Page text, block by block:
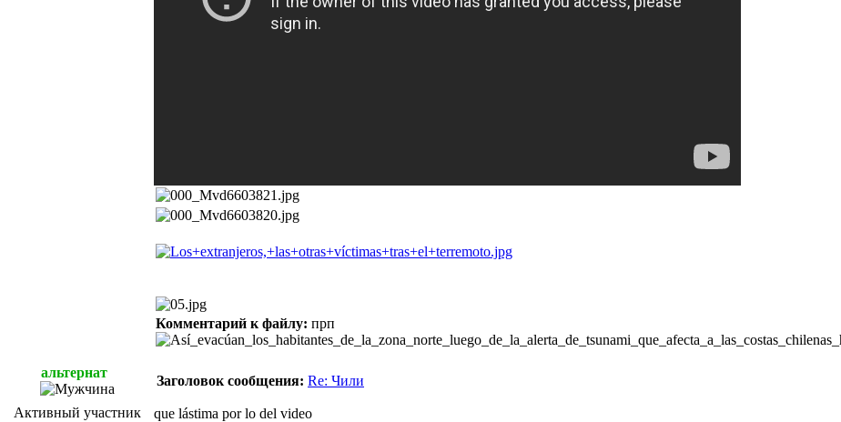
Комментарий к файлу: прп
альтернат
Заголовок сообщения: Re: Чили
Активный участник que lástima por lo del video